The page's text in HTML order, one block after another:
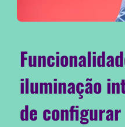
iluminação
de configurar